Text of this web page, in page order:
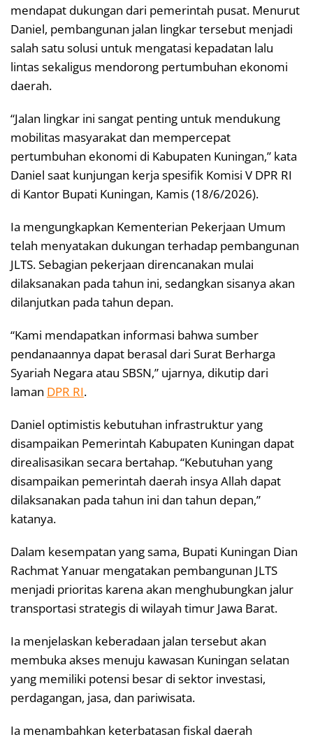
mendapat dukungan dari pemerintah pusat. Menurut
Daniel, pembangunan jalan lingkar tersebut menjadi
salah satu solusi untuk mengatasi kepadatan lalu
lintas sekaligus mendorong pertumbuhan ekonomi
daerah.
“Jalan lingkar ini sangat penting untuk mendukung
mobilitas masyarakat dan mempercepat
pertumbuhan ekonomi di Kabupaten Kuningan,” kata
Daniel saat kunjungan kerja spesifik Komisi V DPR RI
di Kantor Bupati Kuningan, Kamis (18/6/2026).
Ia mengungkapkan Kementerian Pekerjaan Umum
telah menyatakan dukungan terhadap pembangunan
JLTS. Sebagian pekerjaan direncanakan mulai
dilaksanakan pada tahun ini, sedangkan sisanya akan
dilanjutkan pada tahun depan.
“Kami mendapatkan informasi bahwa sumber
pendanaannya dapat berasal dari Surat Berharga
Syariah Negara atau SBSN,” ujarnya, dikutip dari
laman DPR RI.
Daniel optimistis kebutuhan infrastruktur yang
disampaikan Pemerintah Kabupaten Kuningan dapat
direalisasikan secara bertahap. “Kebutuhan yang
disampaikan pemerintah daerah insya Allah dapat
dilaksanakan pada tahun ini dan tahun depan,”
katanya.
Dalam kesempatan yang sama, Bupati Kuningan Dian
Rachmat Yanuar mengatakan pembangunan JLTS
menjadi prioritas karena akan menghubungkan jalur
transportasi strategis di wilayah timur Jawa Barat.
Ia menjelaskan keberadaan jalan tersebut akan
membuka akses menuju kawasan Kuningan selatan
yang memiliki potensi besar di sektor investasi,
perdagangan, jasa, dan pariwisata.
Ia menambahkan keterbatasan fiskal daerah